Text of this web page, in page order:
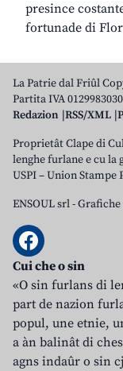
presince
fortunade di
La Patrie dal Friûl
Partita IVA
Redazion RSS/XML
Proprietât Clape di
lenghe furlane e cu la
USPI – Union Stampe
ENSOUL srl-Grafiche
Cui che o sin
«O sin furlans di
part de nazion
popul, une etnie,
a àn balinât di
agns indaûr o sin